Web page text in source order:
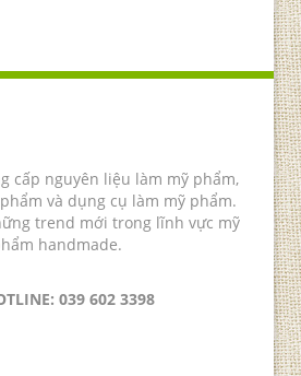
cấp nguyên liệu làm mỹ phẩm,
và dụng cụ làm mỹ phẩm.
trend mới trong lĩnh vực mỹ
handmade.
039 602 3398